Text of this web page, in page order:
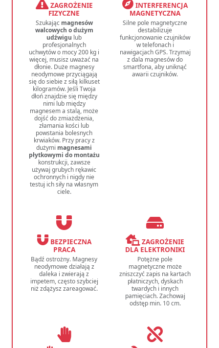
ZAGROŻENIE
FIZYCZNE
Szukając magnesów
walcowych o dużym
udźwigu lub
profesjonalnych
uchwytów o mocy 200 kg i
więcej, musisz uważać na
dłonie. Duże magnesy
neodymowe przyciągają
się do siebie z siłą kilkuset
kilogramów. Jeśli Twoja
dłoń znajdzie się między
nimi lub między
magnesem a stalą, może
dojść do zmiażdżenia,
złamania kości lub
powstania bolesnych
krwiaków. Przy pracy z
dużymi magnesami
płytkowymi do montażu
konstrukcji, zawsze
używaj grubych rękawic
ochronnych i nigdy nie
testuj ich siły na własnym
ciele.
INTERFERENCJA
MAGNETYCZNA
Silne pole magnetyczne
destabilizuje
funkcjonowanie czujników
w telefonach i
nawigacjach GPS. Trzymaj
z dala magnesów do
smartfona, aby uniknąć
awarii czujników.
BEZPIECZNA
PRACA
Bądź ostrożny. Magnesy
neodymowe działają z
daleka i zwierają z
impetem, często szybciej
niż zdążysz zareagować.
ZAGROŻENIE
DLA ELEKTRONIKI
Potężne pole
magnetyczne może
zniszczyć zapis na kartach
płatniczych, dyskach
twardych i innych
pamięciach. Zachowaj
odstęp min. 10 cm.